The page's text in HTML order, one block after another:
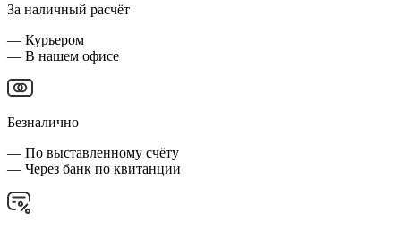
За наличный расчёт
— Курьером
— В нашем офисе
Безналично
— По выставленному счёту
— Через банк по квитанции